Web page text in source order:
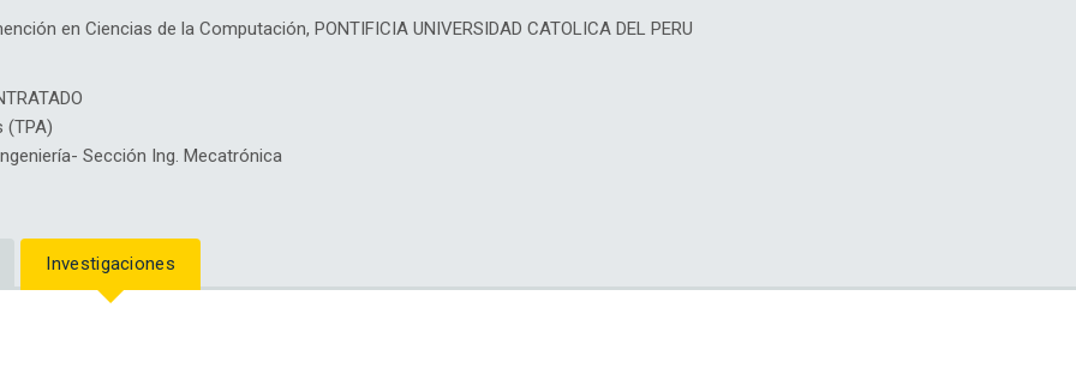
en Ciencias de la Computación, PONTIFICIA UNIVERSIDAD CATOLICA DEL PERU
(TPA)
Sección Ing. Mecatrónica
Investigaciones